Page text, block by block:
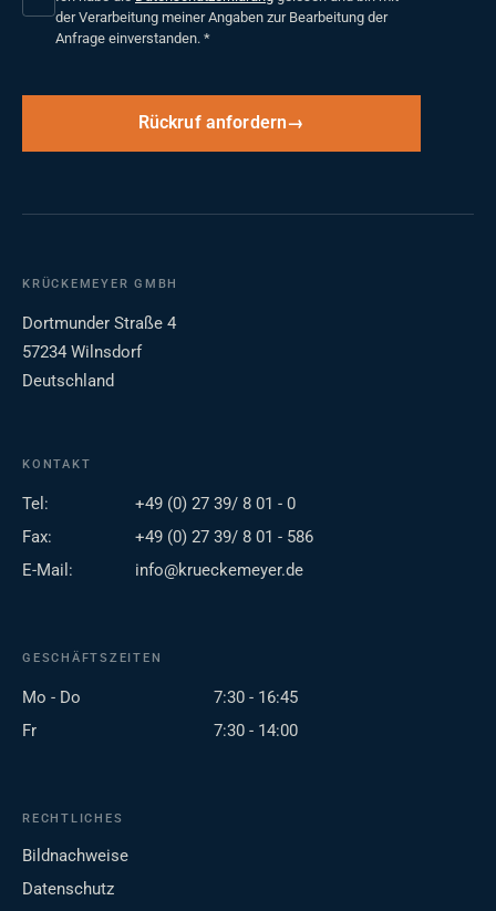
der Verarbeitung meiner Angaben zur Bearbeitung der
Anfrage einverstanden. *
Rückruf anfordern
KRÜCKEMEYER GMBH
Dortmunder Straße 4
57234 Wilnsdorf
Deutschland
KONTAKT
Tel:
+49 (0) 27 39/ 8 01 - 0
Fax:
+49 (0) 27 39/ 8 01 - 586
E-Mail:
info@krueckemeyer.de
GESCHÄFTSZEITEN
Mo - Do
7:30 - 16:45
Fr
7:30 - 14:00
RECHTLICHES
Bildnachweise
Datenschutz